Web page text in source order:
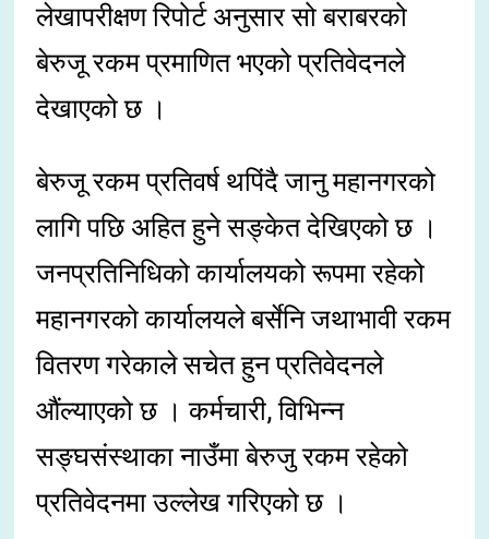
लेखापरीक्षण रिपोर्ट अनुसार सो बराबरको
बेरुजू रकम प्रमाणित भएको प्रतिवेदनले
देखाएको छ ।
बेरुजू रकम प्रतिवर्ष थपिंदै जानु महानगरको
लागि पछि अहित हुने सङ्केत देखिएको छ ।
जनप्रतिनिधिको कार्यालयको रूपमा रहेको
महानगरको कार्यालयले बर्सेनि जथाभावी रकम
वितरण गरेकाले सचेत हुन प्रतिवेदनले
औंल्याएको छ । कर्मचारी, विभिन्न
सङ्घसंस्थाका नाउँमा बेरुजु रकम रहेको
प्रतिवेदनमा उल्लेख गरिएको छ ।